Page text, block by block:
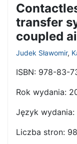
transfer
coupled
Judek Sławomir,
ISBN: 978-83-
Rok wydania:
Język wydania:
Liczba stron: 98